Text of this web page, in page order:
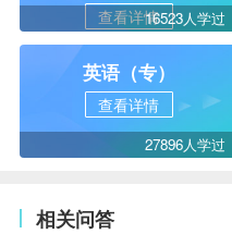
查看详情16523人学过
英语（专）
查看详情
27896人学过
相关问答